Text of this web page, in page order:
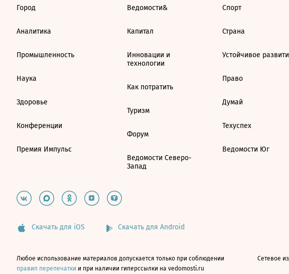
Город
Аналитика
Промышленность
Наука
Здоровье
Конференции
Премия Импульс
Ведомости&
Капитал
Инновации и
технологии
Как потратить
Туризм
Форум
Ведомости Северо-
Запад
Спорт
Страна
Устойчивое
Право
Думай
Техуспех
Ведомости Юг
Скачать для iOS Скачать для Android
Любое использование материалов допускается только при соблюдении
правил перепечатки и при наличии гиперссылки на vedomosti.ru
Сетевое